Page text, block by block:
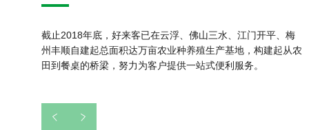
截止2018年底，好来客已在云浮、佛山三水、江门开平、梅
州丰顺自建起总面积达万亩农业种养殖生产基地，构建起从农
田到餐桌的桥梁，努力为客户提供一站式便利服务。